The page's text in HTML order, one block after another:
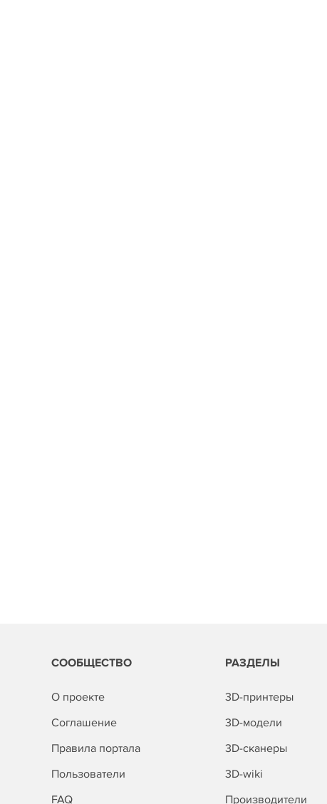
СООБЩЕСТВО
О проекте
Соглашение
Правила портала
Пользователи
FAQ
РАЗДЕЛЫ
3D-принтеры
3D-модели
3D-сканеры
3D-wiki
Производители